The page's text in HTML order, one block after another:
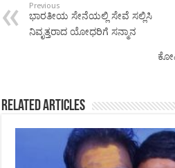
Previous
ಭಾರತೀಯ ಸೇನೆಯಲ್ಲಿ ಸೇವೆ ಸಲ್ಲಿಸಿ
ನಿವೃತ್ತರಾದ ಯೋಧರಿಗೆ ಸನ್ಮಾನ
Related Articles